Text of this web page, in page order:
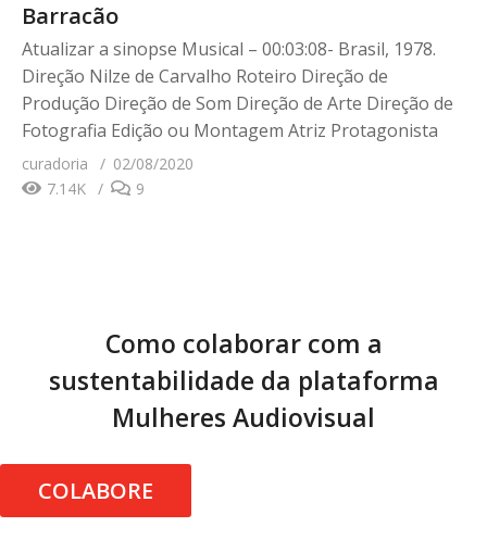
Barracão
Atualizar a sinopse Musical – 00:03:08- Brasil, 1978.
Direção Nilze de Carvalho Roteiro Direção de
Produção Direção de Som Direção de Arte Direção de
Fotografia Edição ou Montagem Atriz Protagonista
curadoria
02/08/2020
7.14K
9
Como colaborar com a
sustentabilidade da plataforma
Mulheres Audiovisual
COLABORE